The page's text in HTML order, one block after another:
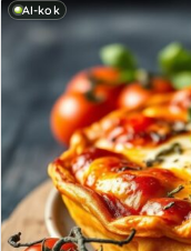
AI-kok